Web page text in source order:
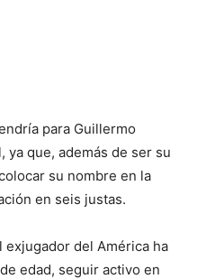
para Guillermo
ya que, además de ser su
su nombre en la
en seis justas.
del América ha
edad, seguir activo en